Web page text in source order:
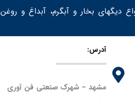
دیگهای بخار و آبگرم، آبداغ و روغن
آدرس:
مشهد – شهرک صنعتی فن آوری